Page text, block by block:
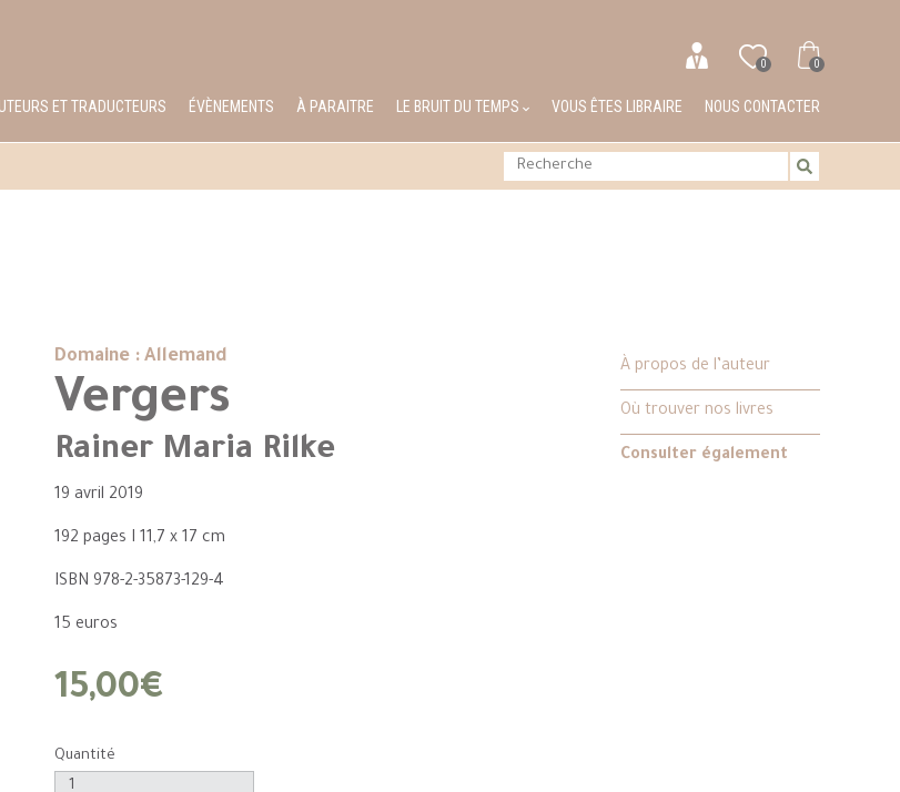
0 0
ET TRADUCTEURS ÉVÈNEMENTS À PARAITRE LE BRUIT DU TEMPS VOUS ÊTES LIBRAIRE NOUS CONTACTER
Domaine : Allemand
Vergers
Rainer Maria Rilke
19 avril 2019
192 pages I 11,7 x 17 cm
ISBN 978-2-35873-129-4
15 euros
15,00€
Quantité
À propos de l’auteur
Où trouver nos livres
Consulter également